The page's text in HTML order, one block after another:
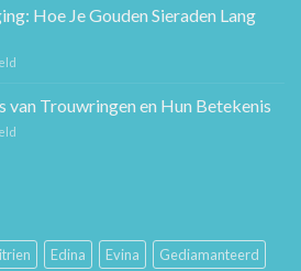
Sierkunst
Cadeaugids:
De
Hem
Hoe Je Gouden Sieraden Lang
Verzorging:
van Trouwringen en Hun Betekenis
Hun
Betekenis
Edina Evina
Gediamanteerd